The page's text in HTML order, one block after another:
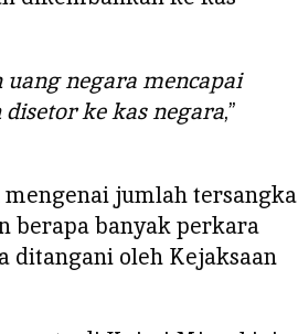
negara mencapai
disetor ke kas negara,”
jumlah tersangka
berapa banyak perkara
ditangani oleh Kejaksaan